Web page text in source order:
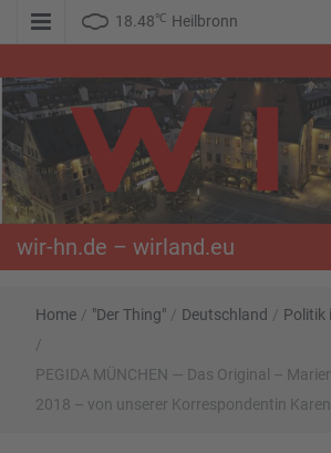
18.48℃ Heilbronn
wir-hn.de – wirland.eu
Home / "Der Thing" / Deutschland / Politik
/
PEGIDA MÜNCHEN — Das Original –
2018 – von unserer Korrespondentin